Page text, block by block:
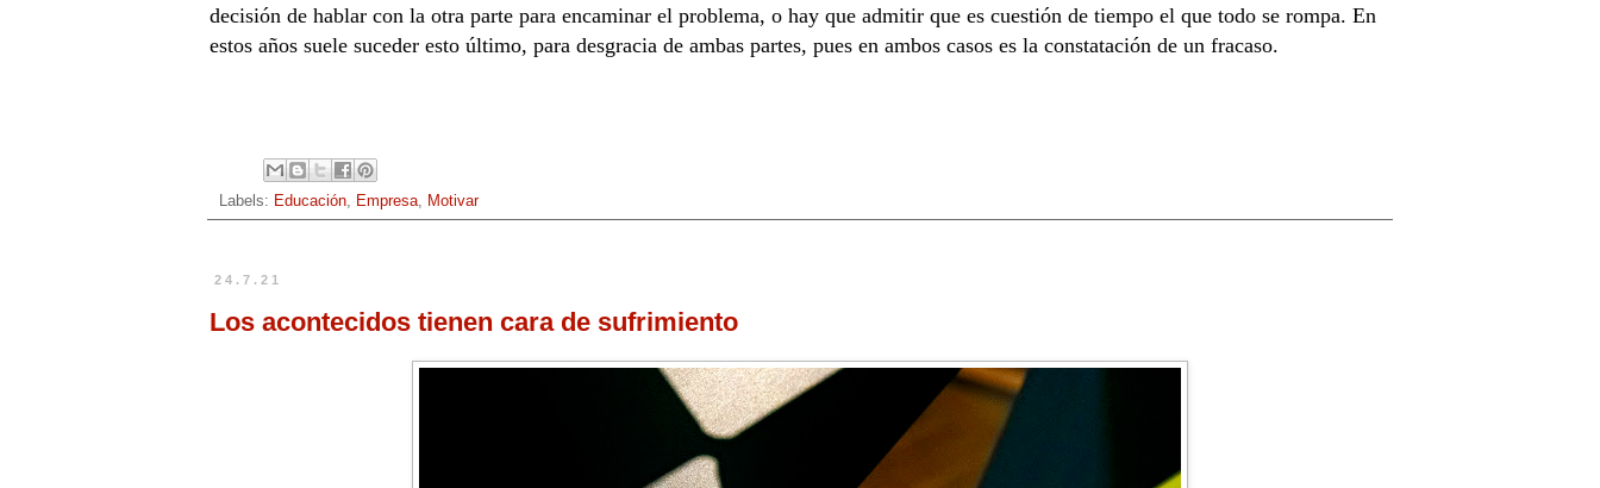
decisión de hablar con la otra parte para encaminar el problema, o hay que admitir que es cuestión de tiempo el que todo se rompa. En
estos años suele suceder esto último, para desgracia de ambas partes, pues en ambos casos es la constatación de un fracaso.
Labels: Educación Empresa Motivar
24.7.21
Los acontecidos tienen cara de sufrimiento